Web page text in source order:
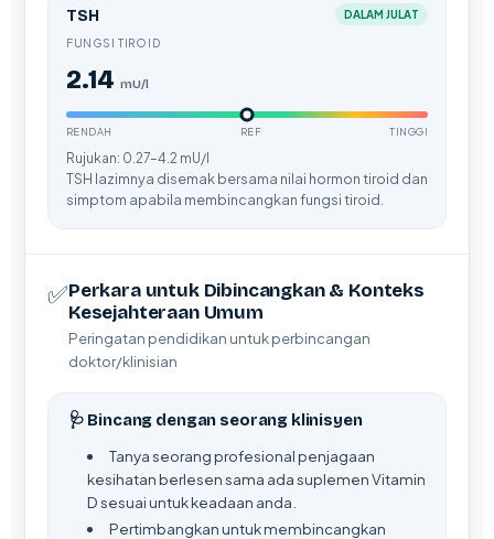
TSH DALAM JULAT
FUNGSI TIROID
2.14 mU/l
RENDAH REF TINGGI
Rujukan: 0.27–4.2 mU/l
TSH lazimnya disemak bersama nilai hormon tiroid dan
simptom apabila membincangkan fungsi tiroid.
✅Perkara untuk Dibincangkan & Konteks
Kesejahteraan Umum
Peringatan pendidikan untuk perbincangan
doktor/klinisian
🩺 Bincang dengan seorang klinisyen
Tanya seorang profesional penjagaan
kesihatan berlesen sama ada suplemen Vitamin
D sesuai untuk keadaan anda.
Pertimbangkan untuk membincangkanفارسی
Български
Dansk
Nederlands
Bahasa Indonesia
Հայերեն
Српски језик
Svenska
Bosanski
Azərbaycan dili
Eesti
日本語
Čeština